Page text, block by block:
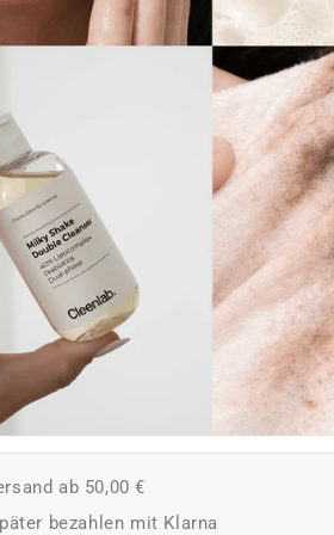
ab 50,00 €
bezahlen mit Klarna